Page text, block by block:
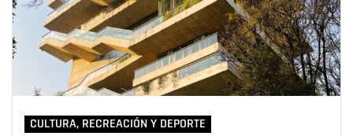
CULTURA, RECREACIÓN Y DEPORTE